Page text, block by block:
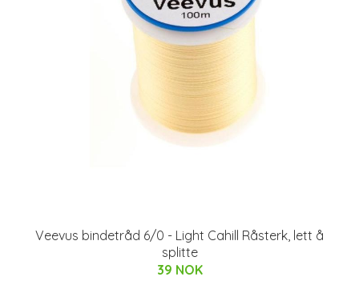
Veevus bindetråd 6/0 - Light Cahill Råsterk, lett å
splitte
39 NOK